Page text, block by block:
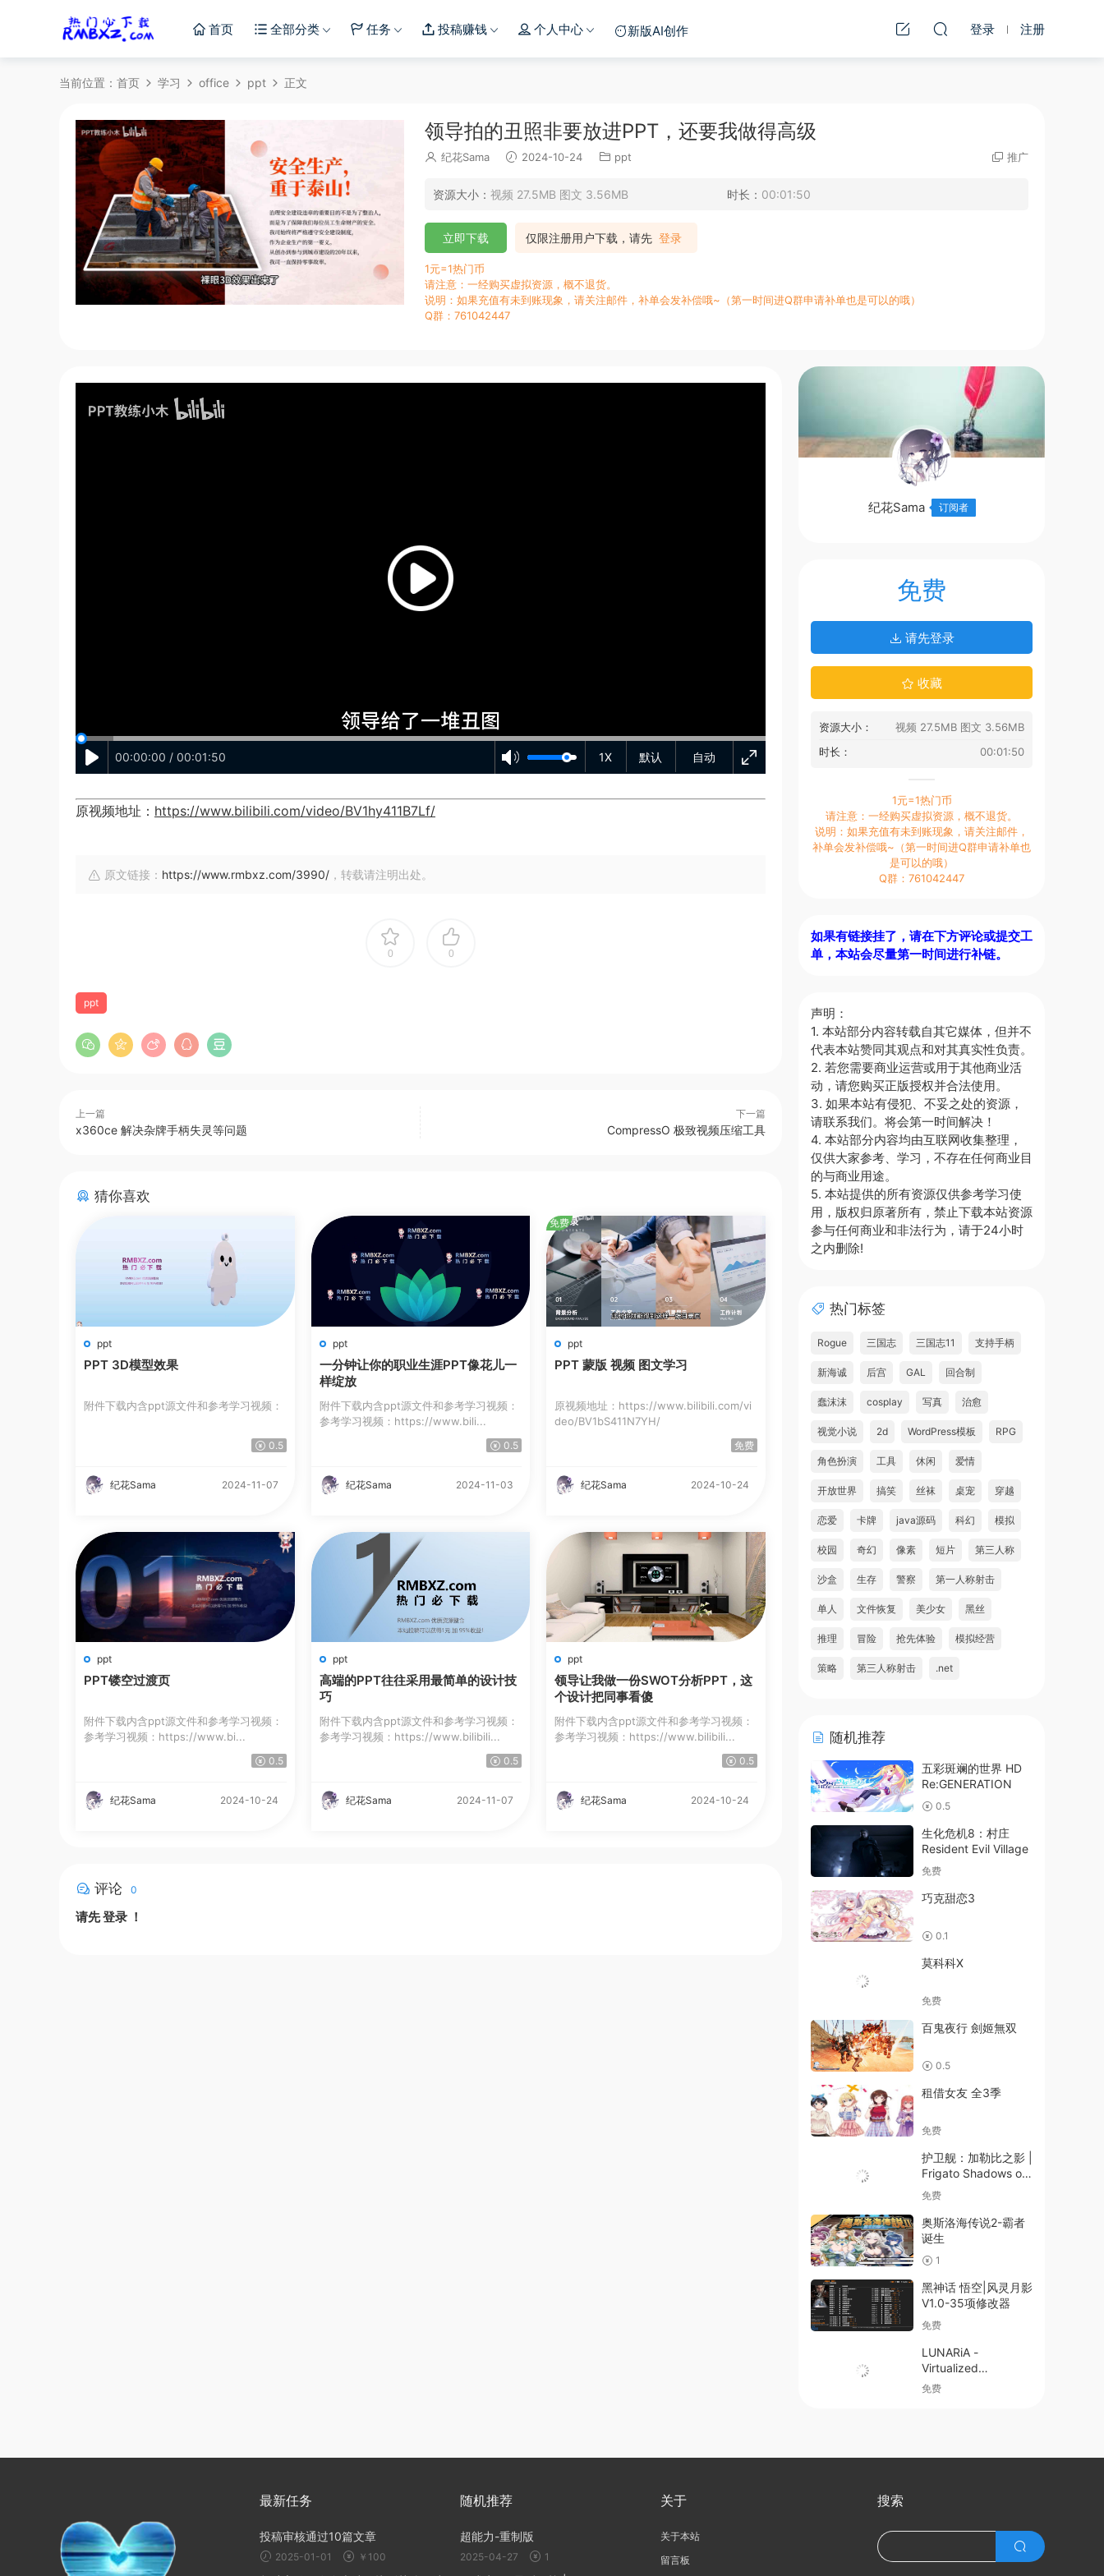
首页 全部分类 任务 投稿赚钱 个人中心 新版AI创作 登录 注册
当前位置： 首页 学习 office ppt 正文
领导拍的丑照非要放进PPT，还要我做得高级
纪花Sama 2024-10-24 ppt 推广
资源大小： 视频 27.5MB 图文 3.56MB 时长： 00:01:50
仅限注册用户下载，请先 登录
立即下载
1元=1热门币
请注意：一经购买虚拟资源，概不退货。
说明：如果充值有未到账现象，请关注邮件，补单会发补偿哦~（第一时间进Q群申请补单也是可以的哦）
Q群：761042447
自动
1X 默认
00:00:00 / 00:01:50
原视频地址： https://www.bilibili.com/video/BV1hy411B7Lf/
原文链接： https://www.rmbxz.com/3990/ ，转载请注明出处。
0 0
ppt
上一篇
x360ce 解决杂牌手柄失灵等问题
下一篇
CompressO 极致视频压缩工具
猜你喜欢
ppt
PPT 3D模型效果
附件下载内含ppt源文件和参考学习视频：
0.5
纪花Sama 2024-11-07
ppt
一分钟让你的职业生涯PPT像花儿一
样绽放
附件下载内含ppt源文件和参考学习视频：
参考学习视频：https://www.bili...
0.5
纪花Sama 2024-11-03
ppt
PPT 蒙版 视频 图文学习
原视频地址：https://www.bilibili.com/vi
deo/BV1bS411N7YH/
免费
纪花Sama 2024-10-24
免费
ppt
PPT镂空过渡页
附件下载内含ppt源文件和参考学习视频：
参考学习视频：https://www.bi...
0.5
纪花Sama 2024-10-24
ppt
高端的PPT往往采用最简单的设计技
巧
附件下载内含ppt源文件和参考学习视频：
参考学习视频：https://www.bilibili...
0.5
纪花Sama 2024-11-07
ppt
领导让我做一份SWOT分析PPT，这
个设计把同事看傻
附件下载内含ppt源文件和参考学习视频：
参考学习视频：https://www.bilibili...
0.5
纪花Sama 2024-10-24
评论 0
请先登录 ！
纪花Sama 订阅者
免费
请先登录
收藏
资源大小：
视频 27.5MB 图文 3.56MB
时长：
00:01:50
1元=1热门币
请注意：一经购买虚拟资源，概不退货。
说明：如果充值有未到账现象，请关注邮件，
补单会发补偿哦~（第一时间进Q群申请补单也
是可以的哦）
Q群：761042447
如果有链接挂了，请在下方评论或提交工
单，本站会尽量第一时间进行补链。
声明：
1. 本站部分内容转载自其它媒体，但并不
代表本站赞同其观点和对其真实性负责。
2. 若您需要商业运营或用于其他商业活
动，请您购买正版授权并合法使用。
3. 如果本站有侵犯、不妥之处的资源，
请联系我们。将会第一时间解决！
4. 本站部分内容均由互联网收集整理，
仅供大家参考、学习，不存在任何商业目
的与商业用途。
5. 本站提供的所有资源仅供参考学习使
用，版权归原著所有，禁止下载本站资源
参与任何商业和非法行为，请于24小时
之内删除!
热门标签
Rogue 三国志 三国志11 支持手柄
新海诚 后宫 GAL 回合制
蠢沫沫 cosplay 写真 治愈
视觉小说 2d WordPress模板 RPG
角色扮演 工具 休闲 爱情
开放世界 搞笑 丝袜 桌宠 穿越
恋爱 卡牌 java源码 科幻 模拟
校园 奇幻 像素 短片 第三人称
沙盒 生存 警察 第一人称射击
单人 文件恢复 美少女 黑丝
推理 冒险 抢先体验 模拟经营
策略 第三人称射击 .net
随机推荐
五彩斑斓的世界 HD
Re:GENERATION
0.5
生化危机8：村庄
Resident Evil Village
免费
巧克甜恋3
0.1
莫科科X
免费
百鬼夜行 劍姬無双
0.5
租借女友 全3季
免费
护卫舰：加勒比之影 |
Frigato Shadows of
the Caribbean
免费
奥斯洛海传说2-霸者
诞生
1
黑神话 悟空|风灵月影
V1.0-35项修改器
免费
LUNARiA -
Virtualized
Moonchild-
免费
最新任务
投稿审核通过10篇文章
2025-01-01 ￥100
随机推荐
超能力-重制版
2025-04-27 1
关于
关于本站
留言板
搜索